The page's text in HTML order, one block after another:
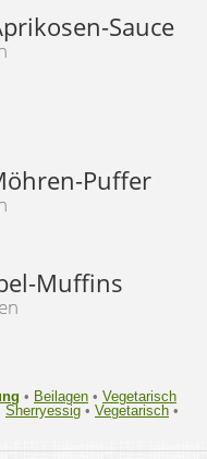
Sauce
Puffer
Muffins
• Beilagen • Vegetarisch
Sherryessig • Vegetarisch •